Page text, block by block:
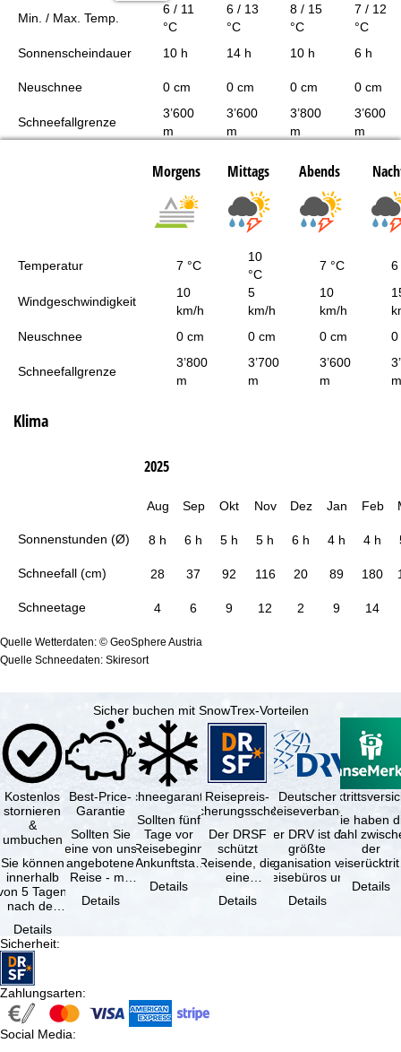
Min. / Max. Temp.
6 / 11
°C
6 / 13
°C
8 / 15
°C
7 / 12
°C
Sonnenscheindauer
10 h 14 h 10 h 6 h
Neuschnee 0 cm 0 cm 0 cm 0 cm
Schneefallgrenze
3’600
m
3’600
m
3’800
m
3’600
m
Morgens Mittags Abends
Temperatur 7 °C
10
°C
7 °C 6
Windgeschwindigkeit
10
km/h
5
km/h
10
km/h
Neuschnee
0 cm 0 cm 0 cm 0
Schneefallgrenze
3’800
m
3’700
m
3’600
m
m
Klima
Sonnenstunden (Ø)
Schneefall (cm)
Schneetage
2025
Aug Sep Okt Nov Dez Jan Feb
8 h 6 h 5 h 5 h 6 h 4 h 4 h
28 37 92 116 20 89 180
4 6 9 12 2 9 14
Quelle Wetterdaten: © GeoSphere Austria
Quelle Schneedaten: Skiresort
Sicher buchen mit SnowTrex-Vorteilen
Kostenlos
stornieren
&
umbuchen
Sie können
innerhalb
5 Tagen
nach der
kostenfrei
…
Details
Best-Price-
Garantie
Sollten Sie
eine von uns
angebotene
Reise - mit
Leistung und
Details
Schneegarantie
Sollten fünf
Tage vor
Reisebeginn
(Ankunftstag)
Schneemangel
Details
Reisepreis-
Sicherungsschein
Der DRSF
schützt
Reisende, die
eine
oder
Details
Deutscher
Reiseverband
Der DRV ist die
größte
Organisation von
Reisebüros und
Reiseveranstaltern
in …
Details
Sie haben
Wahl
der
(inklusive
Details
Sicherheit:
Zahlungsarten:
Social Media: